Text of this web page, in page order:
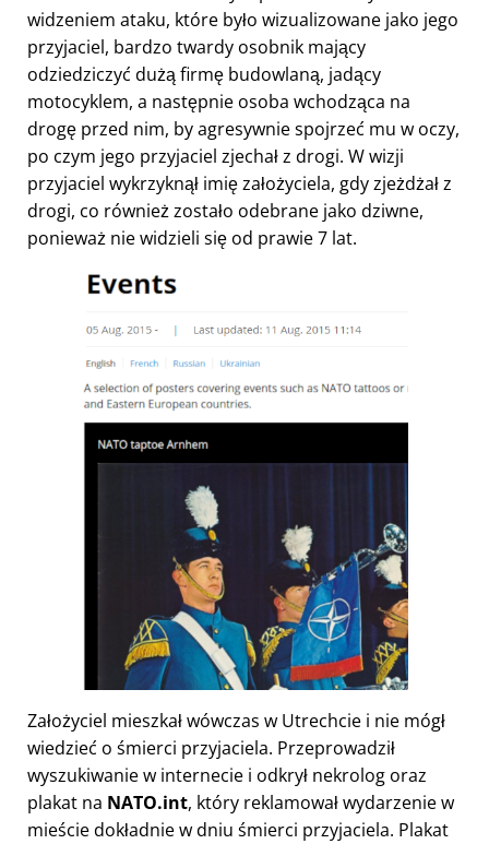
widzeniem ataku, które było wizualizowane jako jego
przyjaciel, bardzo twardy osobnik mający
odziedziczyć dużą firmę budowlaną, jadący
motocyklem, a następnie osoba wchodząca na
drogę przed nim, by agresywnie spojrzeć mu w oczy,
po czym jego przyjaciel zjechał z drogi. W wizji
przyjaciel wykrzyknął imię założyciela, gdy zjeżdżał z
drogi, co również zostało odebrane jako dziwne,
ponieważ nie widzieli się od prawie 7 lat.
Założyciel mieszkał wówczas w Utrechcie i nie mógł
wiedzieć o śmierci przyjaciela. Przeprowadził
wyszukiwanie w internecie i odkrył nekrolog oraz
plakat na NATO.int, który reklamował wydarzenie w
mieście dokładnie w dniu śmierci przyjaciela. Plakat